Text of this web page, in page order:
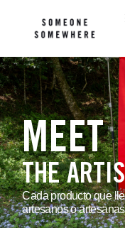
MEET
THE
Cada producto que
artesanos o